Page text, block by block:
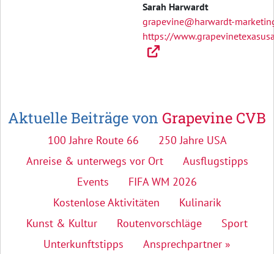
Sarah Harwardt
grapevine@harwardt-
https://
Aktuelle Beiträge von Grapevine CVB
100 Jahre Route 66
250 Jahre USA
Anreise & unterwegs vor Ort
Ausflugstipps
Events
FIFA WM 2026
Kostenlose Aktivitäten
Kulinarik
Kunst & Kultur
Routenvorschläge
Sport
Unterkunftstipps
Ansprechpartner »